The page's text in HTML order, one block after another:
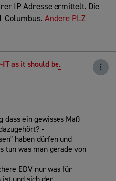
IP Adresse ermittelt. Die
Columbus. Andere PLZ
IT as it should be.
dass ein gewisses Maß
-
haben dürfen und
tun was man gerade von
EDV nur was für
ist und sich der